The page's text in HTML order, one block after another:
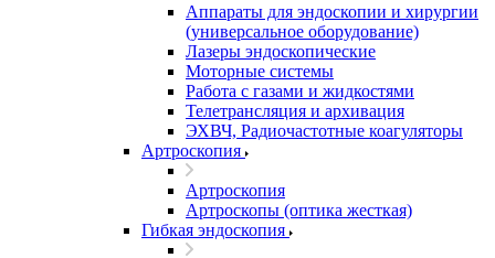
Аппараты для эндоскопии и хирургии
(универсальное оборудование)
Лазеры эндоскопические
Моторные системы
Работа с газами и жидкостями
Телетрансляция и архивация
ЭХВЧ, Радиочастотные коагуляторы
Артроскопия
Артроскопия
Артроскопы (оптика жесткая)
Гибкая эндоскопия